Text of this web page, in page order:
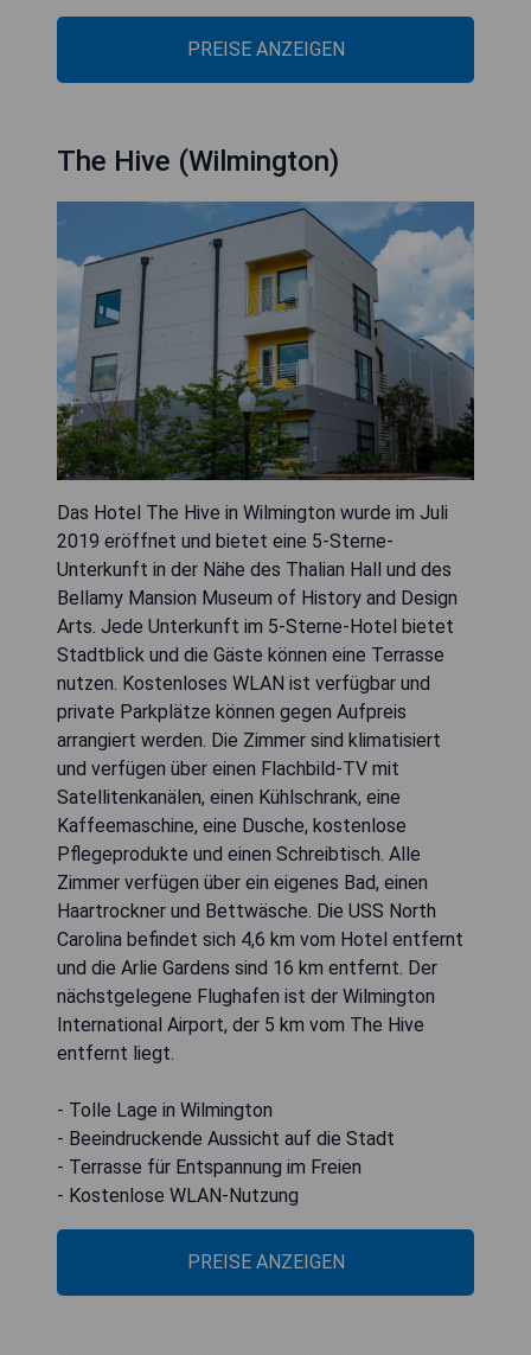
PREISE ANZEIGEN
The Hive (Wilmington)
Das Hotel The Hive in Wilmington wurde im Juli
2019 eröffnet und bietet eine 5-Sterne-
Unterkunft in der Nähe des Thalian Hall und des
Bellamy Mansion Museum of History and Design
Arts. Jede Unterkunft im 5-Sterne-Hotel bietet
Stadtblick und die Gäste können eine Terrasse
nutzen. Kostenloses WLAN ist verfügbar und
private Parkplätze können gegen Aufpreis
arrangiert werden. Die Zimmer sind klimatisiert
und verfügen über einen Flachbild-TV mit
Satellitenkanälen, einen Kühlschrank, eine
Kaffeemaschine, eine Dusche, kostenlose
Pflegeprodukte und einen Schreibtisch. Alle
Zimmer verfügen über ein eigenes Bad, einen
Haartrockner und Bettwäsche. Die USS North
Carolina befindet sich 4,6 km vom Hotel entfernt
und die Arlie Gardens sind 16 km entfernt. Der
nächstgelegene Flughafen ist der Wilmington
International Airport, der 5 km vom The Hive
entfernt liegt.
- Tolle Lage in Wilmington
- Beeindruckende Aussicht auf die Stadt
- Terrasse für Entspannung im Freien
- Kostenlose WLAN-Nutzung
PREISE ANZEIGEN